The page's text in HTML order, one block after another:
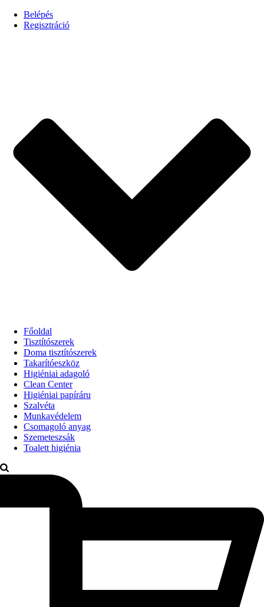
Belépés
Regisztráció
Főoldal
Tisztítószerek
Doma tisztítószerek
Takarítóeszköz
Higiéniai adagoló
Clean Center
Higiéniai papíráru
Szalvéta
Munkavédelem
Csomagoló anyag
Szemeteszsák
Toalett higiénia